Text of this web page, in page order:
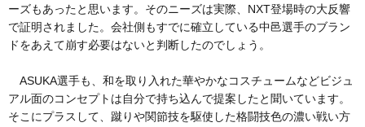
ーズもあったと思います。そのニーズは実際、NXT登場時の大反響
で証明されました。会社側もすでに確立している中邑選手のブラン
ドをあえて崩す必要はないと判断したのでしょう。
ASUKA選手も、和を取り入れた華やかなコスチュームなどビジュ
アル面のコンセプトは自分で持ち込んで提案したと聞いています。
そこにプラスして、蹴りや関節技を駆使した格闘技色の濃い戦い方